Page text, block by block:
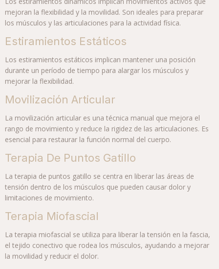
mejoran la flexibilidad y la movilidad. Son ideales para preparar
los músculos y las articulaciones para la actividad física.
Estiramientos Estáticos
Los estiramientos estáticos implican mantener una posición
durante un período de tiempo para alargar los músculos y
mejorar la flexibilidad.
Movilización Articular
La movilización articular es una técnica manual que mejora el
rango de movimiento y reduce la rigidez de las articulaciones. Es
esencial para restaurar la función normal del cuerpo.
Terapia De Puntos Gatillo
La terapia de puntos gatillo se centra en liberar las áreas de
tensión dentro de los músculos que pueden causar dolor y
limitaciones de movimiento.
Terapia Miofascial
La terapia miofascial se utiliza para liberar la tensión en la fascia,
el tejido conectivo que rodea los músculos, ayudando a mejorar
la movilidad y reducir el dolor.